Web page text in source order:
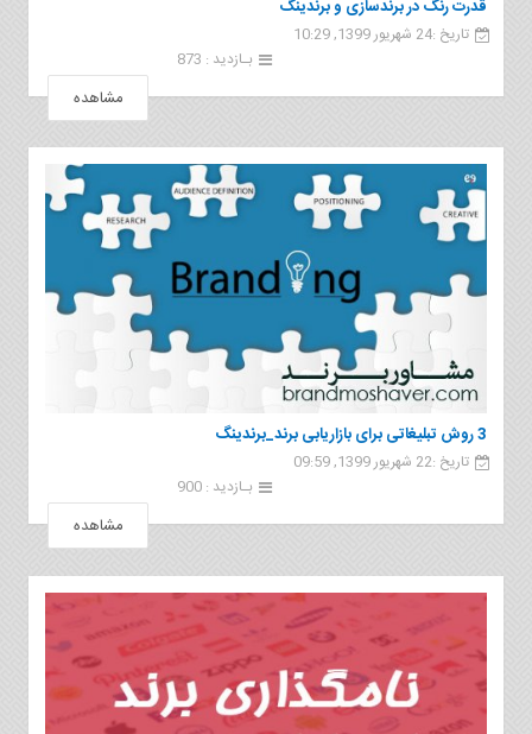
قدرت رنگ در برندسازی و برندینگ
تاریخ :24 شهریور 1399, 10:29
بـازدید : 873
مشاهده
3 روش تبلیغاتی برای بازاریابی برند_برندینگ
تاریخ :22 شهریور 1399, 09:59
بـازدید : 900
مشاهده